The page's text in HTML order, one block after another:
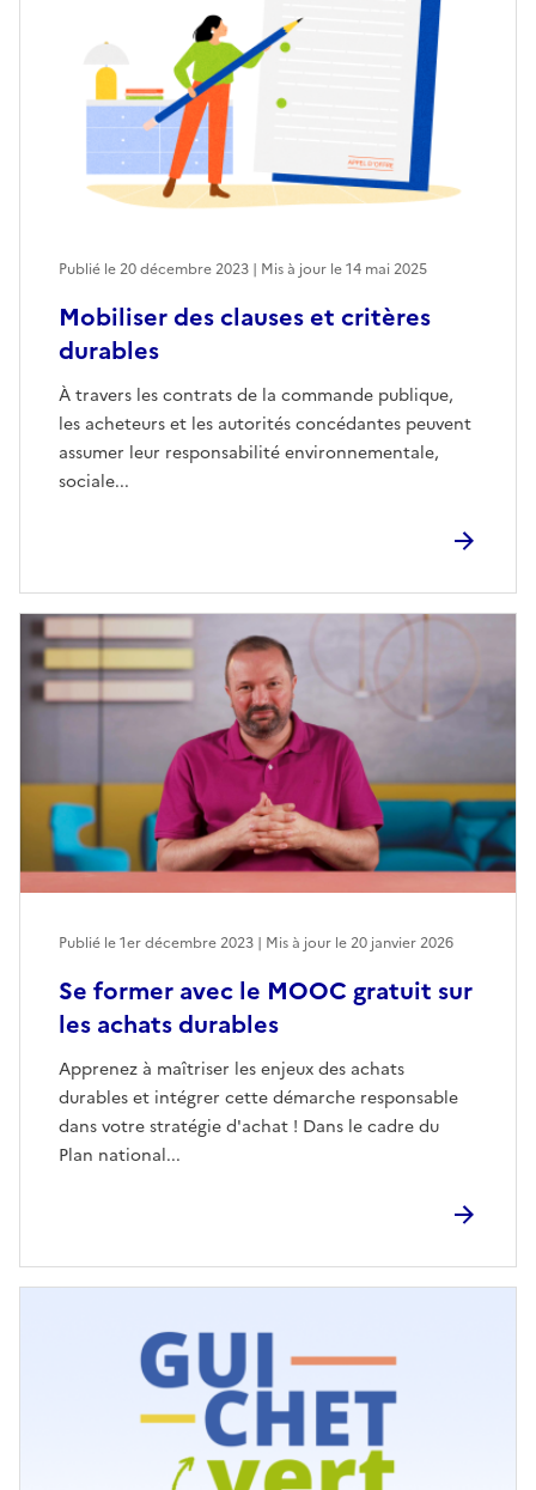
Mobiliser des clauses et critères
durables
À travers les contrats de la commande publique,
les acheteurs et les autorités concédantes peuvent
assumer leur responsabilité environnementale,
sociale...
Publié le 20 décembre 2023 | Mis à jour le 14 mai 2025
Se former avec le MOOC gratuit sur
les achats durables
Apprenez à maîtriser les enjeux des achats
durables et intégrer cette démarche responsable
dans votre stratégie d'achat ! Dans le cadre du
Plan national...
Publié le 1er décembre 2023 | Mis à jour le 20 janvier 2026